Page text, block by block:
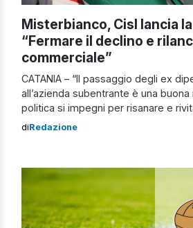
Misterbianco, Cisl lancia
“Fermare il declino e
commerciale”
CATANIA – “Il passaggio degli ex
all’azienda subentrante è una
politica si impegni per risanare e
commerciale misterbianchese.
concorso di tutta la società civile la
desertificazione […]
diRedazione